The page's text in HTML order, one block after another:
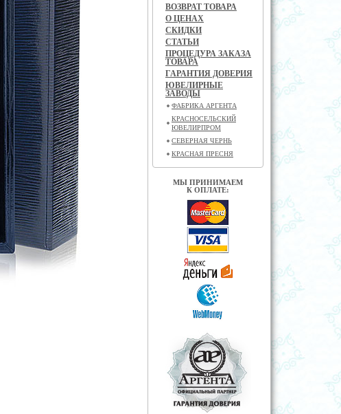
ВОЗВРАТ ТОВАРА
О ЦЕНАХ
СКИДКИ
СТАТЬИ
ПРОЦЕДУРА ЗАКАЗА
ТОВАРА
ГАРАНТИЯ ДОВЕРИЯ
ЮВЕЛИРНЫЕ
ЗАВОДЫ
ФАБРИКА АРГЕНТА
КРАСНОСЕЛЬСКИЙ
ЮВЕЛИРПРОМ
СЕВЕРНАЯ ЧЕРНЬ
КРАСНАЯ ПРЕСНЯ
МЫ ПРИНИМАЕМ
К ОПЛАТЕ: